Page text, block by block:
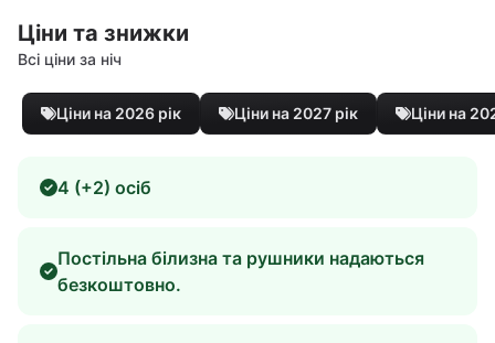
Ціни та знижки
Всі ціни за ніч
Ціни на 2026 рік Ціни на 2027 рік Ціни на
4 (+2) осіб
Постільна білизна та рушники надаються
безкоштовно.